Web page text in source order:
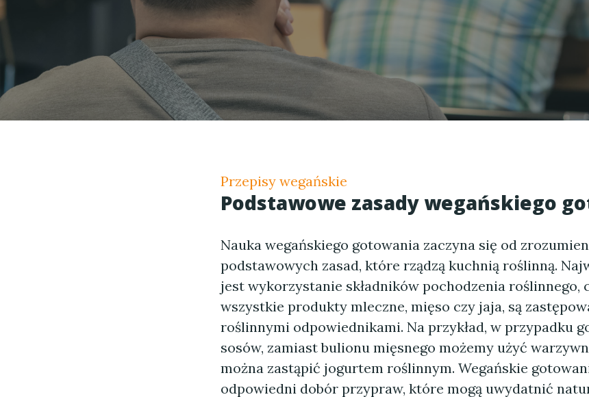
Przepisy wegańskie
Podstawowe zasady wegańskiego
Nauka wegańskiego gotowania zaczyna się od
podstawowych zasad, które rządzą kuchnią roślinną.
jest wykorzystanie składników pochodzenia roślinnego,
wszystkie produkty mleczne, mięso czy jaja, są
roślinnymi odpowiednikami. Na przykład, w przypadku
sosów, zamiast bulionu mięsnego możemy użyć
można zastąpić jogurtem roślinnym. Wegańskie
odpowiedni dobór przypraw, które mogą uwydatnić